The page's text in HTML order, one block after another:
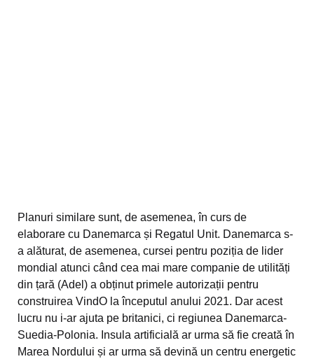
Planuri similare sunt, de asemenea, în curs de
elaborare cu Danemarca și Regatul Unit. Danemarca s-
a alăturat, de asemenea, cursei pentru poziția de lider
mondial atunci când cea mai mare companie de utilități
din țară (Adel) a obținut primele autorizații pentru
construirea VindO la începutul anului 2021. Dar acest
lucru nu i-ar ajuta pe britanici, ci regiunea Danemarca-
Suedia-Polonia. Insula artificială ar urma să fie creată în
Marea Nordului și ar urma să devină un centru energetic